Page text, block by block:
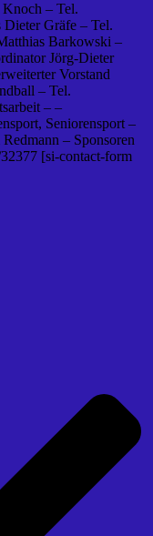
Knoch – Tel.
Gräfe – Tel.
Barkowski –
Jörg-Dieter
Vorstand
– Tel.
– –
Seniorensport –
– Sponsoren
[si-contact-form